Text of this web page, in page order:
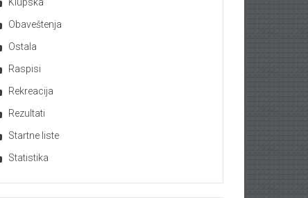
Obaveštenja
Ostala
Raspisi
Rekreacija
Rezultati
Startne liste
Statistika